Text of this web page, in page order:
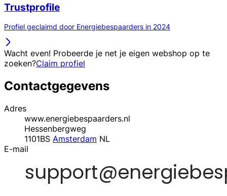
Trustprofile
Profiel geclaimd door Energiebespaarders in 2024
Wacht even! Probeerde je net je eigen webshop op te
zoeken?Claim profiel
Contactgegevens
Adres
www.energiebespaarders.nl
Hessenbergweg
1101BS Amsterdam NL
E-mail